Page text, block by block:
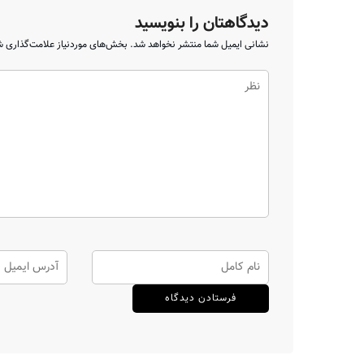
دیدگاهتان را بنویسید
نشانی ایمیل شما منتشر نخواهد شد. بخش‌های موردنیاز علامت‌گذاری